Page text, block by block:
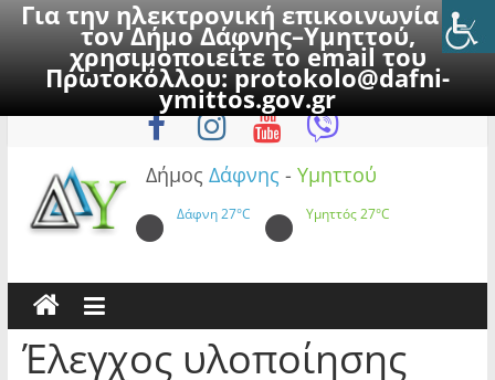
Για την ηλεκτρονική επικοινωνία με
τον Δήμο Δάφνης–Υμηττού,
χρησιμοποιείτε το email του
Πρωτοκόλλου:protokolo@dafni-
ymittos.gov.gr
to
Παρασκευή, 7 Αυγούστου 2026
Δήμος Δάφνης - Υμηττού
Δάφνη27°C Υμηττός27°C
Έλεγχος υλοποίησης